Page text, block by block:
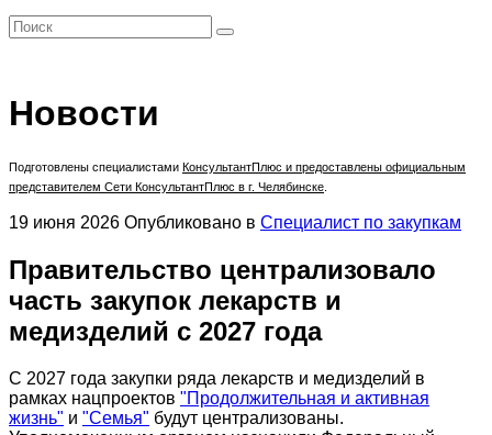
Новости
Подготовлены специалистами КонсультантПлюс и предоставлены официальным
представителем Сети КонсультантПлюс в г. Челябинске
19 июня 2026 Опубликовано в Специалист по закупкам
Правительство централизовало
часть закупок лекарств и
медизделий с 2027 года
C 2027 года закупки ряда лекарств и медизделий в
рамках нацпроектов "Продолжительная и активная
жизнь" и "Семья" будут централизованы.